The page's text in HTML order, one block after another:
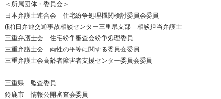
＜所属団体・委員会＞
日本弁護士連合会 住宅紛争処理機関検討委員会委員
(財)日弁連交通事故相談センター三重県支部 相談担当弁護士
三重弁護士会 住宅紛争審査会紛争処理委員
三重弁護士会 両性の平等に関する委員会委員
三重弁護士会高齢者障害者支援センター委員会委員
三重県 監査委員
鈴鹿市 情報公開審査会委員